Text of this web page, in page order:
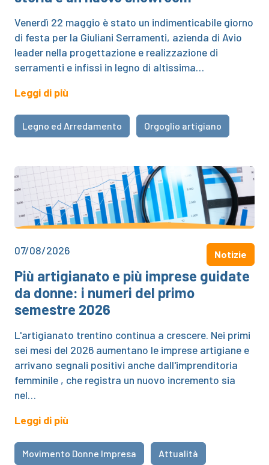
Venerdì 22 maggio è stato un indimenticabile giorno
di festa per la Giuliani Serramenti, azienda di Avio
leader nella progettazione e realizzazione di
serramenti e infissi in legno di altissima…
Leggi di più
Legno ed Arredamento Orgoglio artigiano
07/08/2026 Notizie
Più artigianato e più imprese guidate
da donne: i numeri del primo
semestre 2026
L'artigianato trentino continua a crescere. Nei primi
sei mesi del 2026 aumentano le imprese artigiane e
arrivano segnali positivi anche dall'imprenditoria
femminile , che registra un nuovo incremento sia
nel…
Leggi di più
Movimento Donne Impresa Attualità